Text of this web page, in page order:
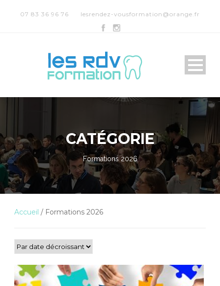
07 83 36 96 76 lesrendez-vousformation@orange.fr
CATÉGORIE
Formations 2026
Accueil / Formations 2026